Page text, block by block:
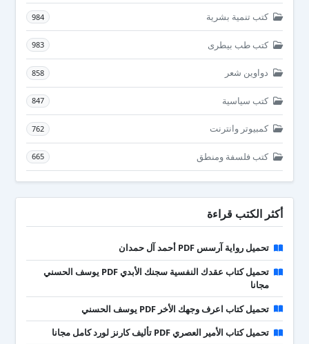
كتب تنمية بشرية 984
كتب طب بيطرى 983
دواوين شعر 858
كتب سياسية 847
كمبيوتر وانترنت 762
كتب فلسفة ومنطق 665
أكثر الكتب قراءة
تحميل رواية آرسس PDF أحمد آل حمدان
تحميل كتاب عقدك النفسية سجنك الأبدي PDF يوسف الحسني
مجانا
تحميل كتاب اعرف وجهك الأخر PDF يوسف الحسني
تحميل كتاب الأمير العصري PDF تأليف كارنز لورد كامل مجانا